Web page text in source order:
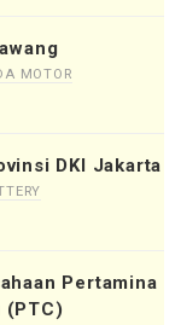
MOTOR
DKI Jakarta
Pertamina
(PTC)